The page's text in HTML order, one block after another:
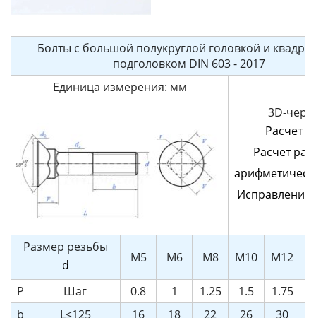
Болты с большой полукруглой головкой и
подголовком DIN 603 - 2017
Единица измерения: мм
3D-
Расчет
Расчет
Размер резьбы
d
M5 M6 M8 M10 M12
P Шаг 0.8 1 1.25 1.5 1.75
b
L≤125 16 18 22 26 30